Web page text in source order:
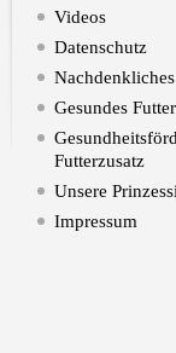
Videos
Datenschutz
Nachdenkliches
Gesundes Futter
Futterzusatz
Unsere
Impressum